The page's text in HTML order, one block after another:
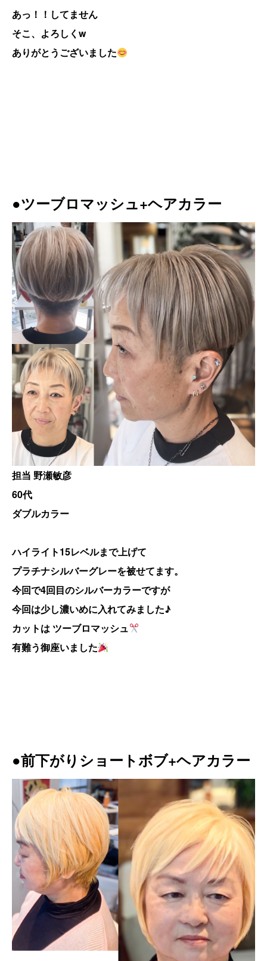
あっ！！してません
そこ、よろしくw
ありがとうございました
●ツーブロマッシュ+ヘアカラー
担当 野瀬敏彦
60代
ダブルカラー
ハイライト15レベルまで上げて
プラチナシルバーグレーを被せてます。
今回で4回目のシルバーカラーですが
今回は少し濃いめに入れてみました♪
カットは ツーブロマッシュ
有難う御座いました
●前下がりショートボブ+ヘアカラー